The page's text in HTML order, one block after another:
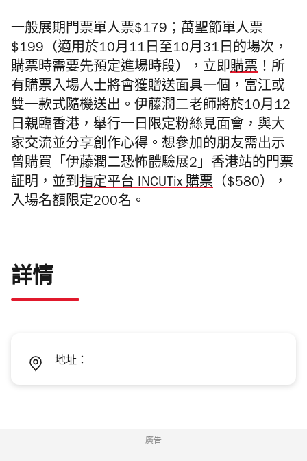
一般展期門票單人票$179；萬聖節單人票
$199（適用於10月11日至10月31日的場次，
購票時需要先預定進場時段），立即購票 ！所
有購票入場人士將會獲贈送面具一個，富江或
雙一款式隨機送出。伊藤潤二老師將於10月12
日親臨香港，舉行一日限定粉絲見面會，與大
家交流並分享創作心得。想參加的朋友需出示
曾購買「伊藤潤二恐怖體驗展2」香港站的門票
証明，並到指定平台 INCUTix 購票 （$580），
入場名額限定200名。
詳情
地址：
廣告